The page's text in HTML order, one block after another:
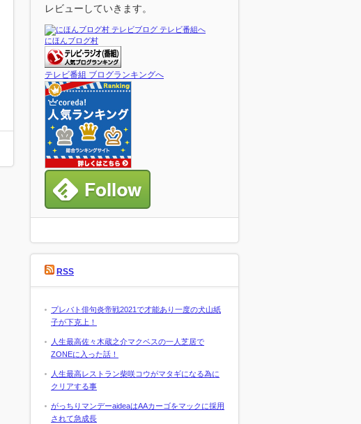
レビューしていきます。
にほんブログ村
テレビ番組 ブログランキングへ
RSS
プレバト俳句炎帝戦2021で才能あり一度の犬山紙
子が下克上！
人生最高佐々木蔵之介マクベスの一人芝居で
ZONEに入った話！
人生最高レストラン柴咲コウがマタギになる為に
クリアする事
がっちりマンデーaideaはAAカーゴをマックに採用
されて急成長